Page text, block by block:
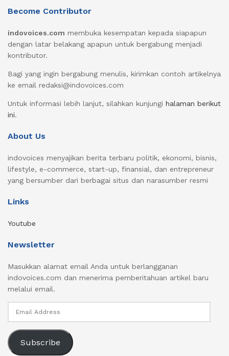
Become Contributor
indovoices.com membuka kesempatan kepada siapapun
dengan latar belakang apapun untuk bergabung menjadi
kontributor.
Bagi yang ingin bergabung menulis, kirimkan contoh artikelnya
ke email redaksi@indovoices.com
Untuk informasi lebih lanjut, silahkan kunjungi halaman berikut
ini.
About Us
indovoices menyajikan berita terbaru politik, ekonomi, bisnis,
lifestyle, e-commerce, start-up, finansial, dan entrepreneur
yang bersumber dari berbagai situs dan narasumber resmi
Links
Youtube
Newsletter
Masukkan alamat email Anda untuk berlangganan
indovoices.com dan menerima pemberitahuan artikel baru
melalui email.
Subscribe